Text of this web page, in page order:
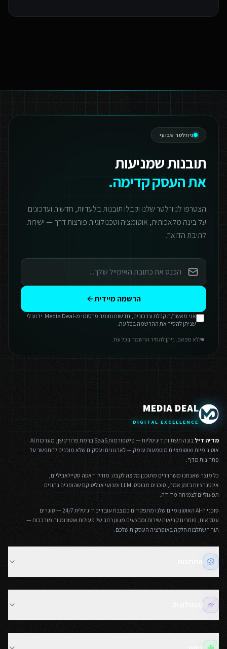
ניוזלטר שבועי
תובנות שמניעות
את העסק קדימה.
הצטרפו לניוזלטר שלנו וקבלו תובנות בלעדיות, חדשות ועדכונים
על בינה מלאכותית, אוטומציה וטכנולוגיות פורצות דרך — ישירות
לתיבת הדואר.
הרשמה מיידית
אני מאשר/ת קבלת עדכונים, חדשות וחומר פרסומי מ-Media Deal. ידוע לי
שניתן להסיר את ההרשמה בכל עת.
ללא ספאם. ניתן להסיר הרשמה בכל עת.
MEDIA DEAL
DIGITAL EXCELLENCE
מדיה דיל
בונה תשתיות דיגיטליות — פלטפורמות SaaS ברמת פרודקשן, מערכות AI
אוטונומיות ואוטומציות מוטמעות עומק — לארגונים ועסקים שלא מוכנים להתפשר על
פתרונות מדף.
כל מוצר שאנחנו משחררים מתוכנן מקצה לקצה: מודלי דאטה סקיילאביליים,
אינטגרציות בזמן אמת, סוכנים מבוססי LLM ומנועי אנליטיקס שהופכים נתונים
תפעוליים לצמיחה מדידה.
סוכני ה-AI האוטונומיים שלנו מתפקדים כמצבת עובדים דיגיטלית 24/7 — סוגרים
עסקאות, פותרים קריאות שירות ומבצעים מגוון רחב של פעולות אוטונומיות מורכבות —
תוך השתלבות חלקה באופרציה העסקית שלכם.
חנויות אונליין ומסחר אלקטרוני
פיתוח מערכות SaaS ו-CRM
פתרונות בינה מלאכותית AI
פיתוח React ו-Next.js